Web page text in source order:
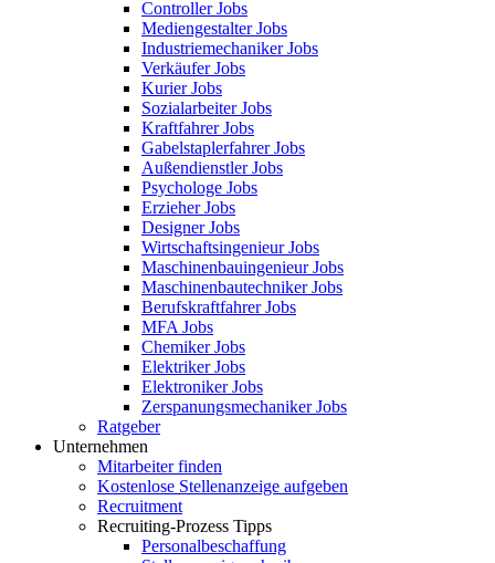
Controller Jobs
Mediengestalter Jobs
Industriemechaniker Jobs
Verkäufer Jobs
Kurier Jobs
Sozialarbeiter Jobs
Kraftfahrer Jobs
Gabelstaplerfahrer Jobs
Außendienstler Jobs
Psychologe Jobs
Erzieher Jobs
Designer Jobs
Wirtschaftsingenieur Jobs
Maschinenbauingenieur Jobs
Maschinenbautechniker Jobs
Berufskraftfahrer Jobs
MFA Jobs
Chemiker Jobs
Elektriker Jobs
Elektroniker Jobs
Zerspanungsmechaniker Jobs
Ratgeber
Unternehmen
Mitarbeiter finden
Kostenlose Stellenanzeige aufgeben
Recruitment
Recruiting-Prozess Tipps
Personalbeschaffung